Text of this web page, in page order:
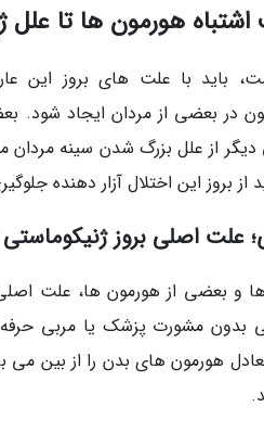
اشتباه هورمون ها تا علل
باید با علت های بروز این
در بعضی از مردان ایجاد شود.
دیگر از علل بزرگ شدن سینه
بروز این اختلال آزار دهنده
اصلی بروز
و بعضی از هورمون ها، علت
مشورت پزشک یا مربی
هورمون های بدن را از بین می